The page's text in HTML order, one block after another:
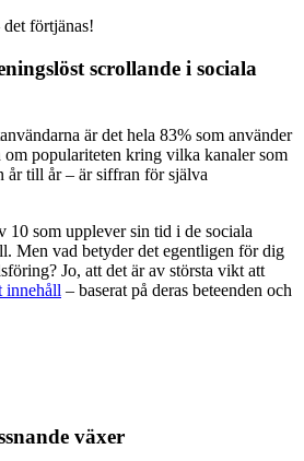
förtjänas!
scrollande i sociala
är det hela 83% som använder
populariteten kring vilka kanaler som
år till år – är siffran för själva
10 som upplever sin tid i de sociala
Men vad betyder det egentligen för dig
Jo, att det är av största vikt att
innehåll – baserat på deras beteenden och
växer